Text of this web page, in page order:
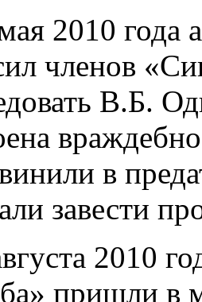
2010 года
членов
В.Б.
в
завести
2010
пришли в